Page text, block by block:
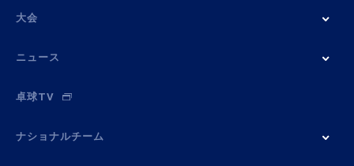
大会
ニュース
卓球TV
ナショナルチーム